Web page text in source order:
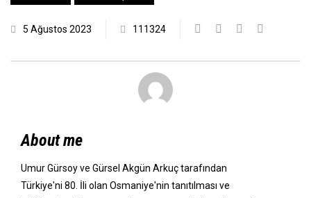
5 Ağustos 2023 111324
About me
Umur Gürsoy ve Gürsel Akgün Arkuç tarafından
Türkiye'ni 80. İli olan Osmaniye'nin tanıtılması ve